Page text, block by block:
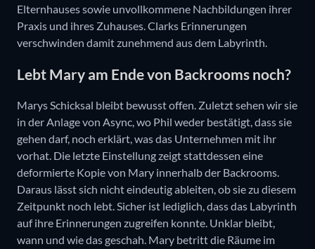
Elternhauses sowie unvollkommene Nachbildungen ihrer
Praxis und ihres Zuhauses. Clarks Erinnerungen
verschwinden damit zunehmend aus dem Labyrinth.
Lebt Mary am Ende von Backrooms noch?
Marys Schicksal bleibt bewusst offen. Zuletzt sehen wir sie
in der Anlage von Async, wo Phil weder bestätigt, dass sie
gehen darf, noch erklärt, was das Unternehmen mit ihr
vorhat. Die letzte Einstellung zeigt stattdessen eine
deformierte Kopie von Mary innerhalb der Backrooms.
Daraus lässt sich nicht eindeutig ableiten, ob sie zu diesem
Zeitpunkt noch lebt. Sicher ist lediglich, dass das Labyrinth
auf ihre Erinnerungen zugreifen konnte. Unklar bleibt,
wann und wie das geschah. Mary betritt die Räume im